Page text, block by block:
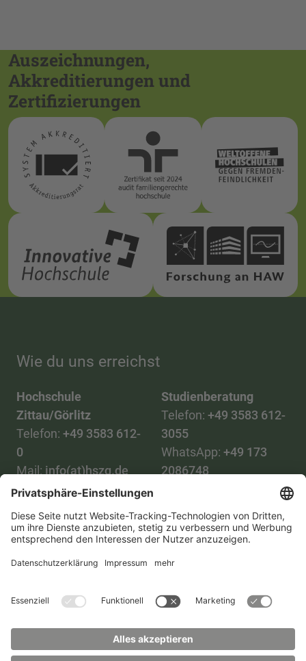
Auszeichnungen,
Akkreditierungen und
Zertifizierungen
Wie du uns erreichst
Hochschule
Zittau/Görlitz
Telefon: +49 3583 612-
0
Mail: info(at)hszg.de
Studienberatung
Telefon: +49 3583 612-
3055
WhatsApp: +49 173
2086748
Alle StudiengängeDatenschutz
ImpressumBarrierefreiheitPresse